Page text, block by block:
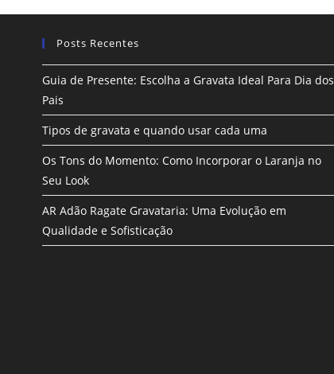
Posts Recentes
Guia de Presente: Escolha a Gravata Ideal Para Dia dos
Pais
Tipos de gravata e quando usar cada uma
Os Tons do Momento: Como Incorporar o Laranja no
Seu Look
AR Adão Ragate Gravataria: Uma Evolução em
Qualidade e Sofisticação